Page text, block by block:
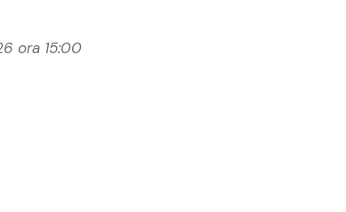
ora 15:00